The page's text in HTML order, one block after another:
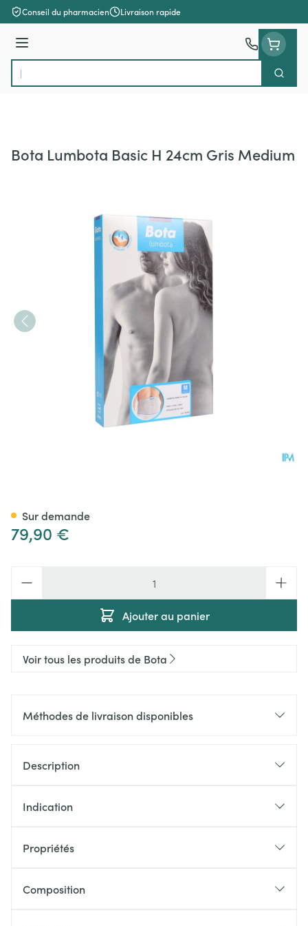
Aller au contenu
Conseil du pharmacien Livraison rapide
Menu
Rechercher
Bota Lumbota Basic H 24cm Gris Medium
79,90 €
Ajouter au panier
Sur demande
Voir tous les produits de Bota
Méthodes de livraison disponibles
Description
Indication
Propriétés
Composition